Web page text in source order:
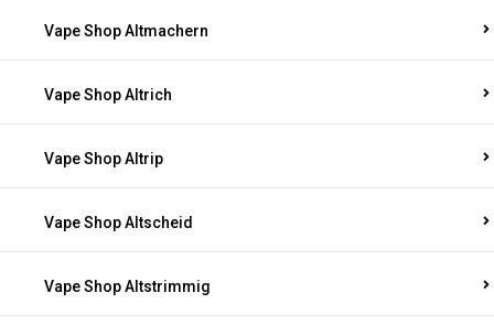
Vape Shop Altmachern
Vape Shop Altrich
Vape Shop Altrip
Vape Shop Altscheid
Vape Shop Altstrimmig